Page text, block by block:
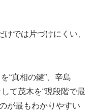
では片づけにくい、
“真相の鍵”、辛島
て茂木を“現段階で最
が最もわかりやすい